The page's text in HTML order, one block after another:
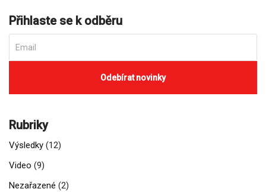
Přihlaste se k odběru
Rubriky
Výsledky (12)
Video (9)
Nezařazené (2)